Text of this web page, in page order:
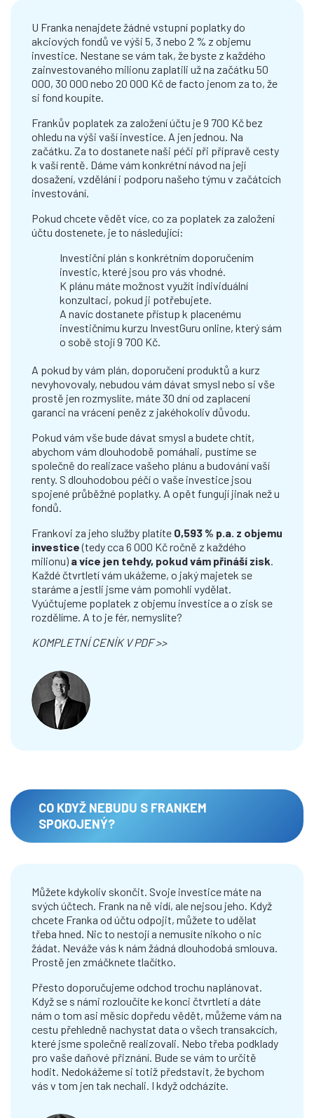
U Franka nenajdete žádné vstupní poplatky do
akciových fondů ve výši 5, 3 nebo 2 % z objemu
investice. Nestane se vám tak, že byste z každého
zainvestovaného milionu zaplatili už na začátku 50
000, 30 000 nebo 20 000 Kč de facto jenom za to, že
si fond koupíte.
Frankův poplatek za založení účtu je 9 700 Kč bez
ohledu na výši vaší investice. A jen jednou. Na
začátku. Za to dostanete naši péči při přípravě cesty
k vaší rentě. Dáme vám konkrétní návod na její
dosažení, vzdělání i podporu našeho týmu v začátcích
investování.
Pokud chcete vědět více, co za poplatek za založení
účtu dostenete, je to následující:
Investiční plán s konkrétním doporučením
investic, které jsou pro vás vhodné.
K plánu máte možnost využít individuální
konzultaci, pokud ji potřebujete.
A navíc dostanete přístup k placenému
investičnímu kurzu InvestGuru online, který sám
o sobě stojí 9 700 Kč.
A pokud by vám plán, doporučení produktů a kurz
nevyhovovaly, nebudou vám dávat smysl nebo si vše
prostě jen rozmyslíte, máte 30 dní od zaplacení
garanci na vrácení peněz z jakéhokoliv důvodu.
Pokud vám vše bude dávat smysl a budete chtít,
abychom vám dlouhodobě pomáhali, pustíme se
společně do realizace vašeho plánu a budování vaší
renty. S dlouhodobou péčí o vaše investice jsou
spojené průběžné poplatky. A opět fungují jinak než u
fondů.
Frankovi za jeho služby platíte 0,593 % p.a. z objemu
investice(tedy cca 6 000 Kč ročně z každého
milionu) a více jen tehdy, pokud vám přináší zisk.
Každé čtvrtletí vám ukážeme, o jaký majetek se
staráme a jestli jsme vám pomohli vydělat.
Vyúčtujeme poplatek z objemu investice a o zisk se
rozdělíme. A to je fér, nemyslíte?
KOMPLETNÍ CENÍK V PDF >>
CO KDYŽ NEBUDU S FRANKEM
SPOKOJENÝ?
Můžete kdykoliv skončit. Svoje investice máte na
svých účtech. Frank na ně vidí, ale nejsou jeho. Když
chcete Franka od účtu odpojit, můžete to udělat
třeba hned. Nic to nestojí a nemusíte nikoho o nic
žádat. Neváže vás k nám žádná dlouhodobá smlouva.
Prostě jen zmáčknete tlačítko.
Přesto doporučujeme odchod trochu naplánovat.
Když se s námi rozloučíte ke konci čtvrtletí a dáte
nám o tom asi měsíc dopředu vědět, můžeme vám na
cestu přehledně nachystat data o všech transakcích,
které jsme společně realizovali. Nebo třeba podklady
pro vaše daňové přiznání. Bude se vám to určitě
hodit. Nedokážeme si totiž představit, že bychom
vás v tom jen tak nechali. I když odcházíte.